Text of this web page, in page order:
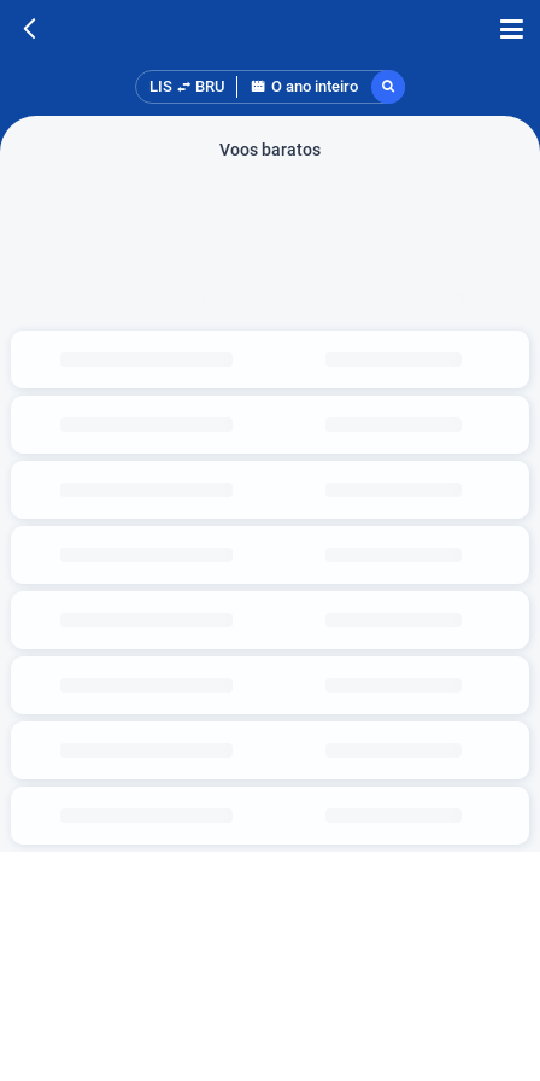
LIS BRU O ano inteiro
Voos baratos